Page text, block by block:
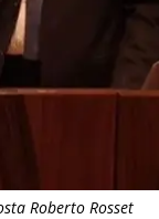
Roberto Rosset